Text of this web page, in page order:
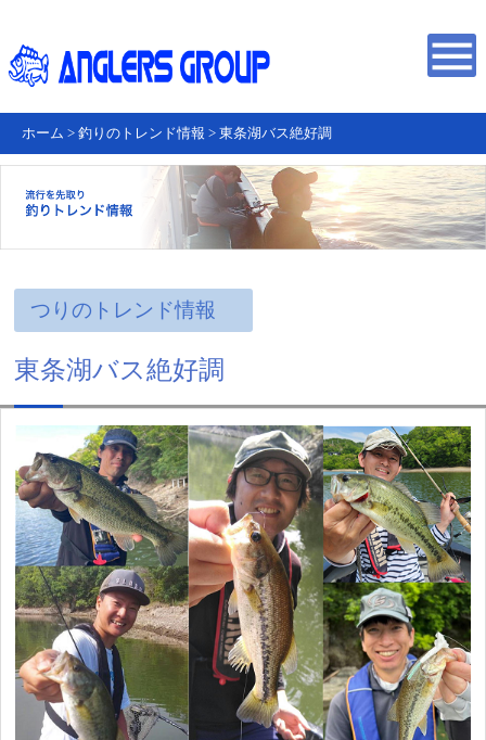
ホーム > 釣りのトレンド情報 > 東条湖バス絶好調
つりのトレンド情報
東条湖バス絶好調